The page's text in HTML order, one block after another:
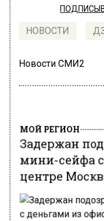
НОВОСТИ
Новости СМИ2
МОЙ РЕГИОН
Задержан
мини-сейфа
центре